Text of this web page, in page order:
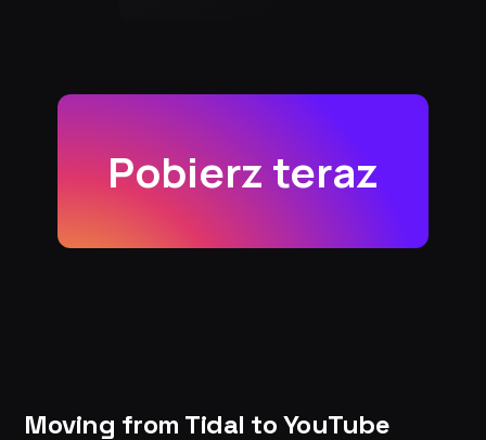
Pobierz teraz
Moving from Tidal to YouTube